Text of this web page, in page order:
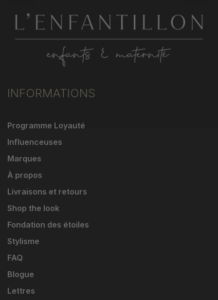
INFORMATIONS
Programme Loyauté
Influenceuses
Marques
À propos
Livraisons et retours
Shop the look
Fondation des étoiles
Stylisme
FAQ
Blogue
Lettres